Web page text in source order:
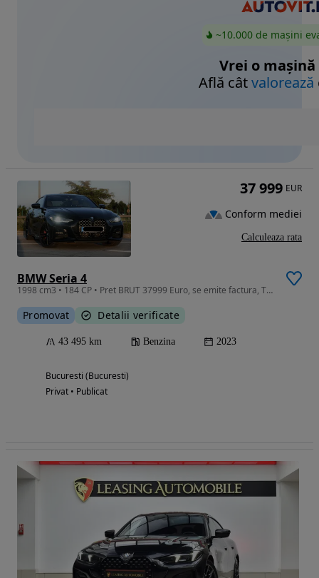
~10.000 de mașini
Vrei o mașină
Află câtvalorează
BMW Seria 4
1998 cm3 • 184 CP • Pret BRUT 37999 Euro, se emite factura, TVA deductibil !!!
Promovat Detalii verificate
43 495 km Benzina 2023
Bucuresti (Bucuresti)
Privat • Publicat
37 999 EUR
Conform mediei
Calculeaza rata